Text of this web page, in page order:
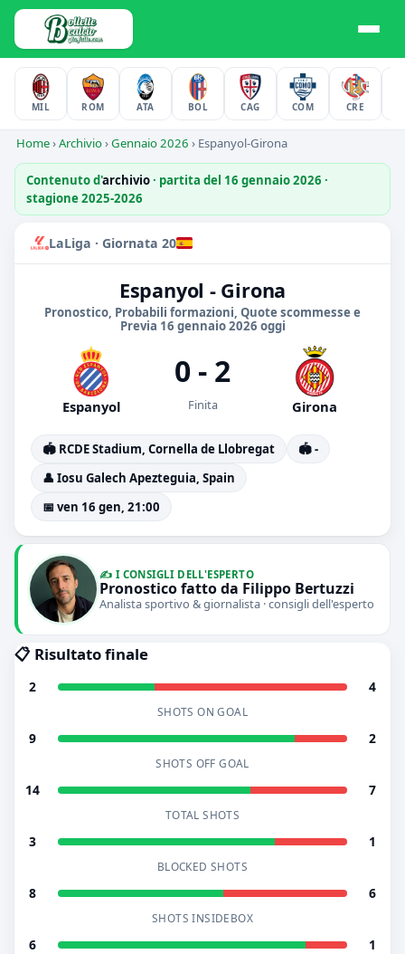
MIL ROM ATA BOL CAG COM CRE
Home›Archivio›Gennaio 2026 › Espanyol-Girona
Contenuto d'archivio· partita del 16 gennaio 2026 ·
stagione 2025-2026
LaLiga · Giornata 20
Espanyol - Girona
Pronostico, Probabili formazioni, Quote scommesse e
Previa 16 gennaio 2026 oggi
Espanyol
0 - 2
Finita Girona
🏟️ RCDE Stadium, Cornella de Llobregat
🏟️ -
👤 Iosu Galech Apezteguia, Spain
📅 ven 16 gen, 21:00
✍️ I CONSIGLI DELL'ESPERTO
Pronostico fatto da Filippo Bertuzzi
Analista sportivo & giornalista · consigli dell'esperto
📋 Risultato finale
2 4
SHOTS ON GOAL
9 2
SHOTS OFF GOAL
14 7
TOTAL SHOTS
3 1
BLOCKED SHOTS
8 6
SHOTS INSIDEBOX
6 1